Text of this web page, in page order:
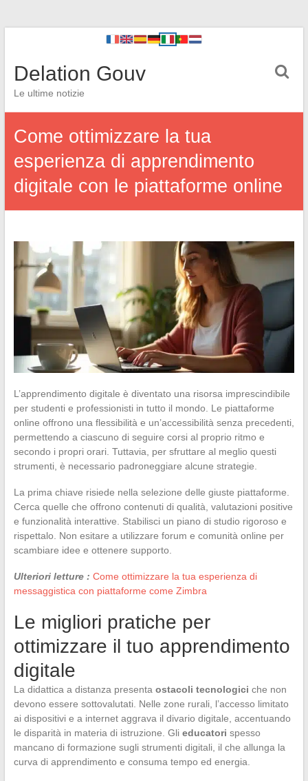
Delation Gouv
Le ultime notizie
Come ottimizzare la tua
esperienza di apprendimento
digitale con le piattaforme online
L’apprendimento digitale è diventato una risorsa imprescindibile
per studenti e professionisti in tutto il mondo. Le piattaforme
online offrono una flessibilità e un’accessibilità senza precedenti,
permettendo a ciascuno di seguire corsi al proprio ritmo e
secondo i propri orari. Tuttavia, per sfruttare al meglio questi
strumenti, è necessario padroneggiare alcune strategie.
La prima chiave risiede nella selezione delle giuste piattaforme.
Cerca quelle che offrono contenuti di qualità, valutazioni positive
e funzionalità interattive. Stabilisci un piano di studio rigoroso e
rispettalo. Non esitare a utilizzare forum e comunità online per
scambiare idee e ottenere supporto.
Ulteriori letture : Come ottimizzare la tua esperienza di
messaggistica con piattaforme come Zimbra
Le migliori pratiche per
ottimizzare il tuo apprendimento
digitale
La didattica a distanza presenta ostacoli tecnologici che non
devono essere sottovalutati. Nelle zone rurali, l’accesso limitato
ai dispositivi e a internet aggrava il divario digitale, accentuando
le disparità in materia di istruzione. Gli educatori spesso
mancano di formazione sugli strumenti digitali, il che allunga la
curva di apprendimento e consuma tempo ed energia.